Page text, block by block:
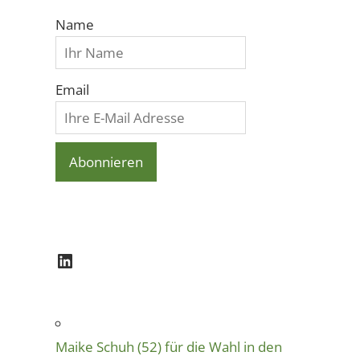
Name
Email
LinkedIn
Maike Schuh (52) für die Wahl in den